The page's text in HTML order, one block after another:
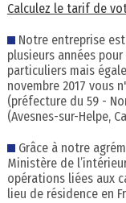
Calculez le tarif de
Notre entreprise
plusieurs années
particuliers mais
novembre 2017 vous
(préfecture du 59 -
(Avesnes-sur-Helpe,
Grâce à notre
Ministère de
opérations liées aux
lieu de résidence en